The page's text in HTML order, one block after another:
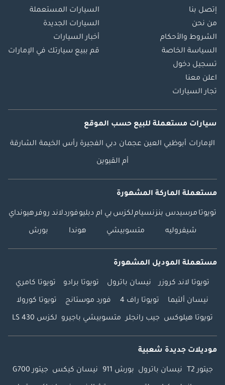
إتصل بنا
من نحن
الشروط والأحكام
السياسة الخاصة
تسجيل دخول
اعلن معنا
تجار السيارات
السيارات المستعملة
السيارات الجديدة
أخبار السيارات
قم ببيع سيارتك في الإمارات
سيارات مستعملة للبيع حسب الموقع
الإمارات أبوظبي العين عجمان دبي الفجيرة رأس الخيمة الشارقة
أم القيوين
مستعملة الماركة المشهورة
تويوتا مرسيدس بنزنسياملكزس بي ام دبليوفوردلاند روفرهيونداي
شيفروليه متسوبيشي هوندا بورش
مستعملة الموديل المشهورة
تويوتا لاند كروزر نيسان باترول تويوتا برادو تويوتا كامري
نيسان ألتيما تويوتا راف 4 فورد موستانج تويوتا كورولا
تويوتا هيلوكس جيب رانجلر متسوبيشي باجيرو لكزس LS 430
موديلات جديدة شعبية
جيتور T2 نيسان باترول بورش 911 نيسان كيكس جيتور G700